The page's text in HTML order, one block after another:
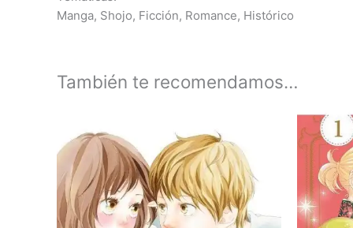
Manga, Shojo, Ficción, Romance, Histórico
También te recomendamos…